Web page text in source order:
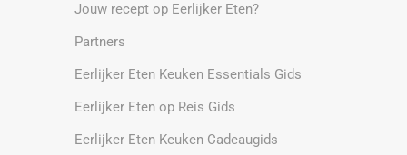
Jouw recept op Eerlijker Eten?
Partners
Eerlijker Eten Keuken Essentials Gids
Eerlijker Eten op Reis Gids
Eerlijker Eten Keuken Cadeaugids